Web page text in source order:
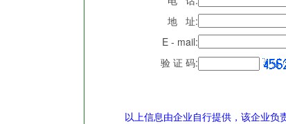
地 址:
E - mail:
验 证 码:
以上信息由企业自行提供，该企业负